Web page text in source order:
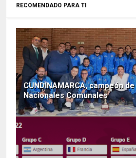
RECOMENDADO PARA TI
CUNDINAMARCA, campeón
Nacionales Comunales